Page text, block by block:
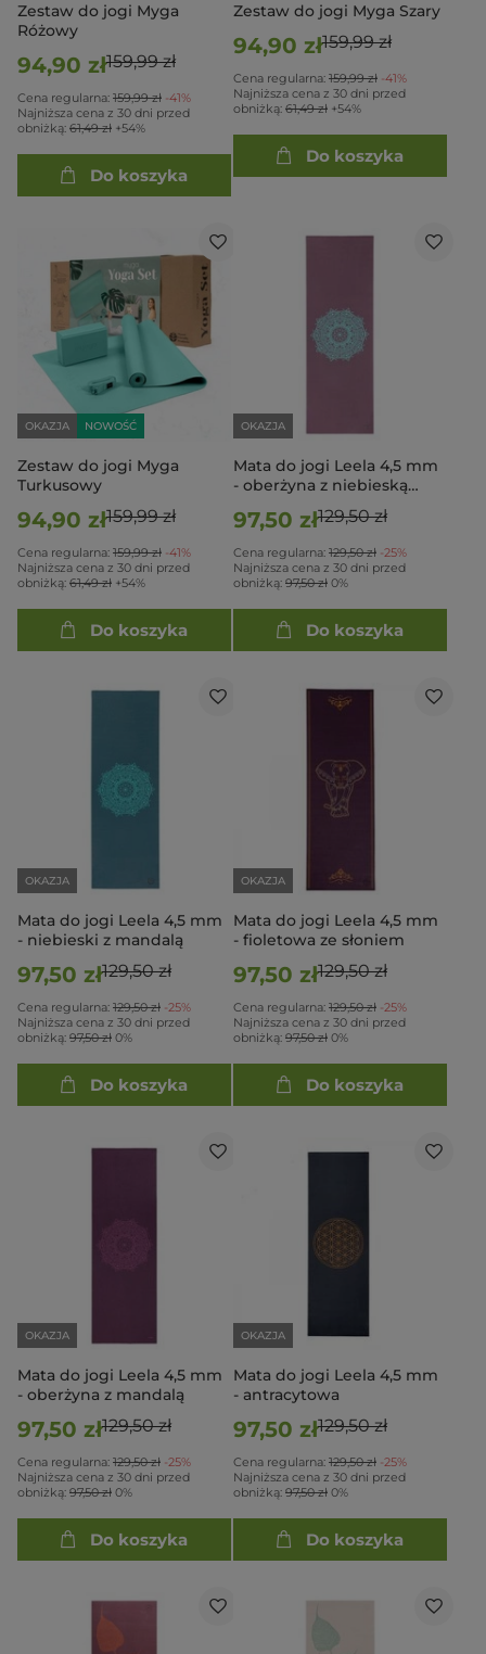
Zestaw do jogi Myga
Różowy
94,90 zł159,99 zł
Cena regularna: 159,99 zł -41%
Najniższa cena z 30 dni przed
obniżką: 61,49 zł +54%
Do koszyka
Zestaw do jogi Myga Szary
94,90 zł159,99 zł
Cena regularna: 159,99 zł -41%
Najniższa cena z 30 dni przed
obniżką: 61,49 zł +54%
Do koszyka
OKAZJA NOWOŚĆ
Zestaw do jogi Myga
Turkusowy
94,90 zł159,99 zł
Cena regularna: 159,99 zł -41%
Najniższa cena z 30 dni przed
obniżką: 61,49 zł +54%
Do koszyka
OKAZJA
Mata do jogi Leela 4,5 mm
- oberżyna z niebieską
97,50 zł129,50 zł
Cena regularna: 129,50 zł -25%
Najniższa cena z 30 dni przed
obniżką: 97,50 zł 0%
Do koszyka
OKAZJA
Mata do jogi Leela 4,5 mm
- niebieski z mandalą
97,50 zł129,50 zł
Cena regularna: 129,50 zł -25%
Najniższa cena z 30 dni przed
obniżką: 97,50 zł 0%
Do koszyka
OKAZJA
Mata do jogi Leela 4,5 mm
- fioletowa ze słoniem
97,50 zł129,50 zł
Cena regularna: 129,50 zł -25%
Najniższa cena z 30 dni przed
obniżką: 97,50 zł 0%
Do koszyka
OKAZJA
Mata do jogi Leela 4,5 mm
- oberżyna z mandalą
97,50 zł129,50 zł
Cena regularna: 129,50 zł -25%
Najniższa cena z 30 dni przed
obniżką: 97,50 zł 0%
Do koszyka
OKAZJA
Mata do jogi Leela 4,5 mm
- antracytowa
97,50 zł129,50 zł
Cena regularna: 129,50 zł -25%
Najniższa cena z 30 dni przed
obniżką: 97,50 zł 0%
Do koszyka